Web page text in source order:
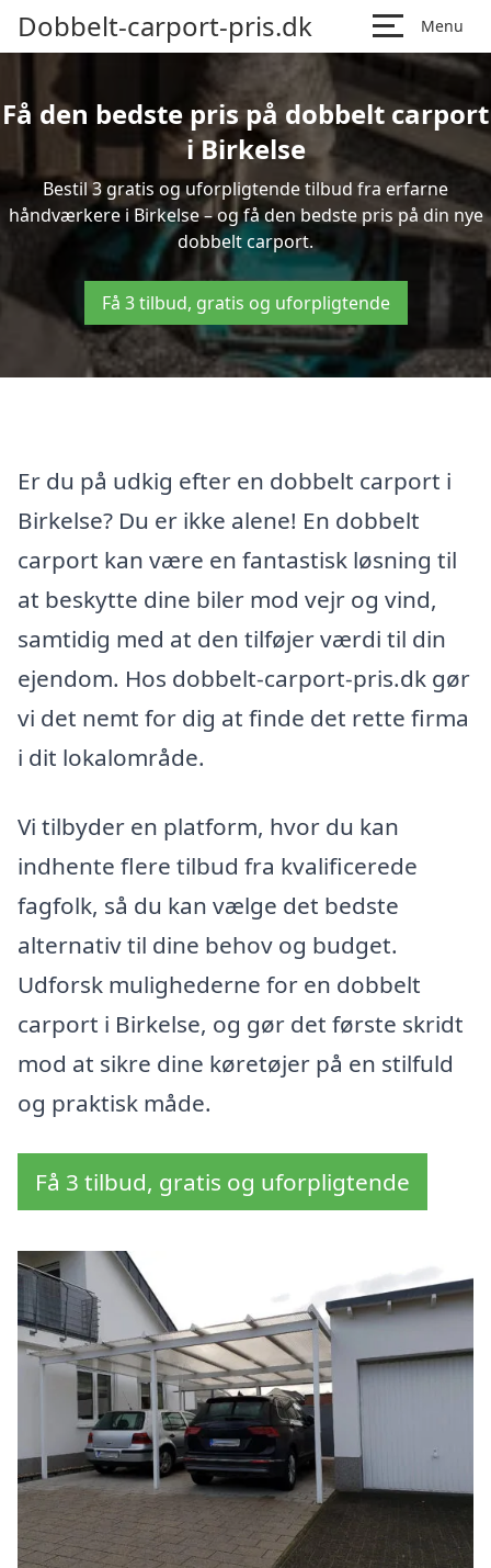
Dobbelt-carport-pris.dk Menu
Få den bedste pris på dobbelt carport
i Birkelse
Bestil 3 gratis og uforpligtende tilbud fra erfarne
håndværkere i Birkelse – og få den bedste pris på din nye
dobbelt carport.
Få 3 tilbud, gratis og uforpligtende
Er du på udkig efter en dobbelt carport i
Birkelse? Du er ikke alene! En dobbelt
carport kan være en fantastisk løsning til
at beskytte dine biler mod vejr og vind,
samtidig med at den tilføjer værdi til din
ejendom. Hos dobbelt-carport-pris.dk gør
vi det nemt for dig at finde det rette firma
i dit lokalområde.
Vi tilbyder en platform, hvor du kan
indhente flere tilbud fra kvalificerede
fagfolk, så du kan vælge det bedste
alternativ til dine behov og budget.
Udforsk mulighederne for en dobbelt
carport i Birkelse, og gør det første skridt
mod at sikre dine køretøjer på en stilfuld
og praktisk måde.
Få 3 tilbud, gratis og uforpligtende